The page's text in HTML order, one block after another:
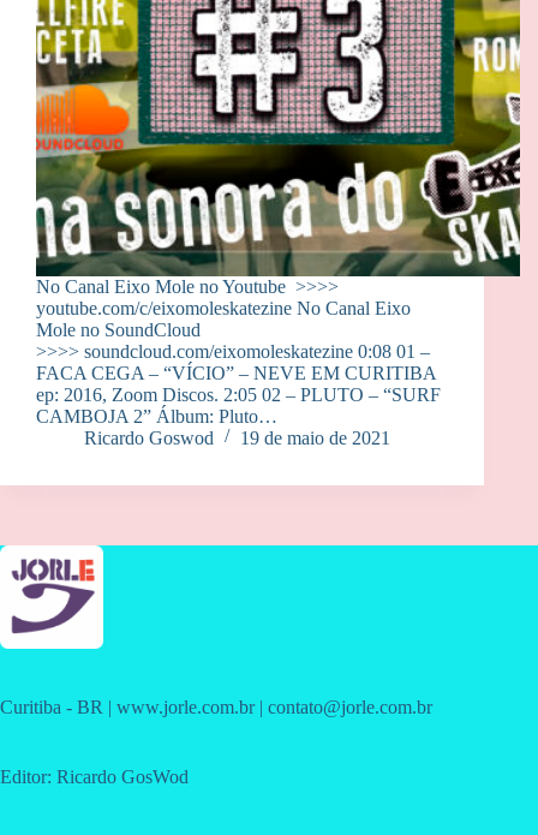
No Canal Eixo Mole no Youtube >>>>
youtube.com/c/eixomoleskatezine No Canal Eixo
Mole no SoundCloud
>>>> soundcloud.com/eixomoleskatezine 0:08 01 –
FACA CEGA – “VÍCIO” – NEVE EM CURITIBA
ep: 2016, Zoom Discos. 2:05 02 – PLUTO – “SURF
CAMBOJA 2” Álbum: Pluto…
Ricardo Goswod
19 de maio de 2021
Curitiba - BR | www.jorle.com.br | contato@jorle.com.br
Editor: Ricardo GosWod